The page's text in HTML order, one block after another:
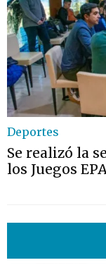
Deportes
Se realizó la
los Juegos